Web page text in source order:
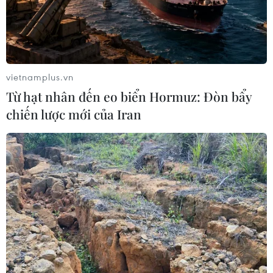
Tổng thống Hàn Quốc nhấn mạnh
duy trì hòa bình trên bán đảo Triều
Tiên
Nhật Bản thúc đẩy phát triển lò phản
ứng modul cỡ nhỏ
05/08/2026 04:59
Mỹ mở rộng hỗ trợ Nhật Bản bảo vệ
đồng yen nhằm ổn định kinh tế châu
Á
05/08/2026 04:26
vietnamplus.vn
Từ hạt nhân đến eo biển Hormuz: Đòn bẩy
chiến lược mới của Iran